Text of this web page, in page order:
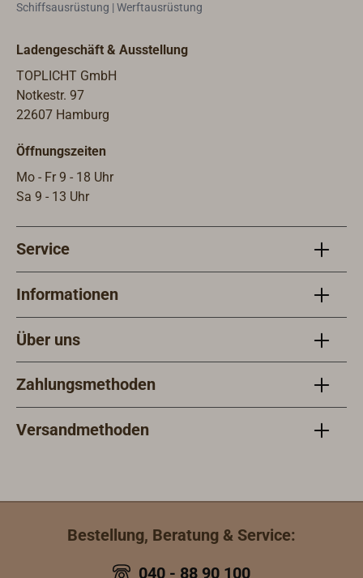
ein
Schiffsausrüstung | Werftausrüstung
Ladengeschäft & Ausstellung
TOPLICHT GmbH
Notkestr. 97
22607 Hamburg
Öffnungszeiten
Mo - Fr 9 - 18 Uhr
Sa 9 - 13 Uhr
Service
Informationen
Über uns
Zahlungsmethoden
Versandmethoden
Bestellung, Beratung & Service:
040 - 88 90 100